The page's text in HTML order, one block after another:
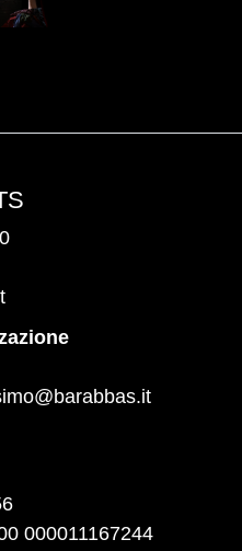
000011167244